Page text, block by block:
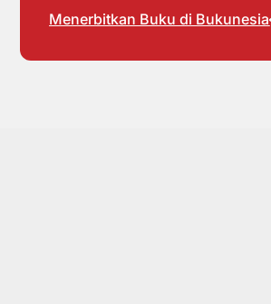
Menerbitkan Buku di Bukunesia